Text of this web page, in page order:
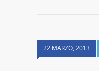
22 MARZO, 2013